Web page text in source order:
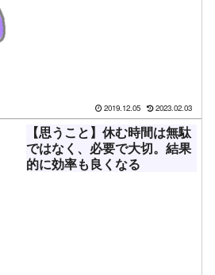
2019.12.05 2023.02.03
【思うこと】休む時間は無駄
ではなく、必要で大切。結果
的に効率も良くなる